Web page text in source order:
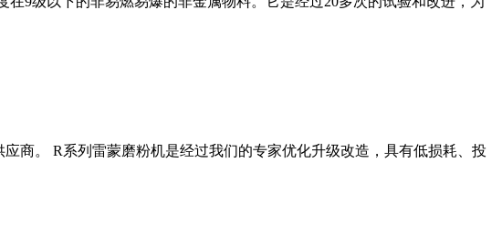
商。 R系列雷蒙磨粉机是经过我们的专家优化升级改造，具有低损耗、投